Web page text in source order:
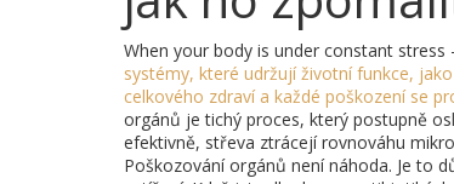
When your body is under constant
systémy, které udržují životní funkce,
celkového zdraví a každé poškození se
orgánů je tichý proces, který postupně
efektivně, střeva ztrácejí rovnováhu
Poškozování orgánů není náhoda. Je to